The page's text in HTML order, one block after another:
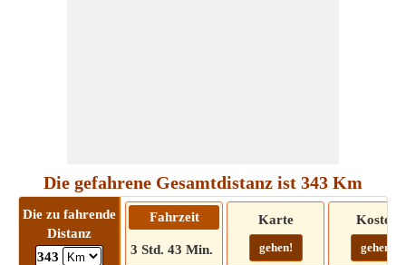
Die gefahrene Gesamtdistanz ist 343 Km
Die zu fahrende
Distanz
343
Fahrzeit
3 Std. 43 Min.
Karte
gehen!
Kosten
gehen!